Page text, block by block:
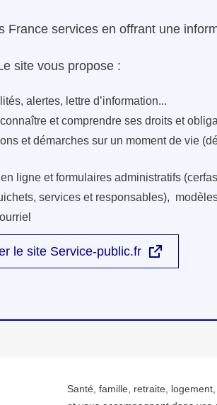
France services en offrant une
site vous propose :
alertes, lettre d’information...
et comprendre ses droits et
et démarches sur un moment de vie
ligne et formulaires administratifs
services et responsables),
le site Service-public.fr
Santé, famille, retraite,